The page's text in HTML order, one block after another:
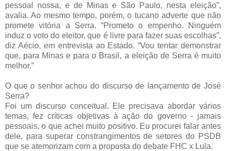
pessoal nossa, e de Minas e São Paulo, nesta eleição”,
avalia. Ao mesmo tempo, porém, o tucano adverte que não
promete vitória a Serra. “Prometo o empenho. Ninguém
induz o voto do eleitor, que é livre para fazer suas escolhas”,
diz Aécio, em entrevista ao Estado. “Vou tentar demonstrar
que, para Minas e para o Brasil, a eleição de Serra é muito
melhor.”
O que o senhor achou do discurso de lançamento de José
Serra?
Foi um discurso conceitual. Ele precisava abordar vários
temas, fez críticas objetivas à ação do governo - jamais
pessoais, o que achei muito positivo. Eu procurei falar antes
dele, para superar constrangimentos de setores do PSDB
que se atemorizam com a proposta do debate FHC x Lula.